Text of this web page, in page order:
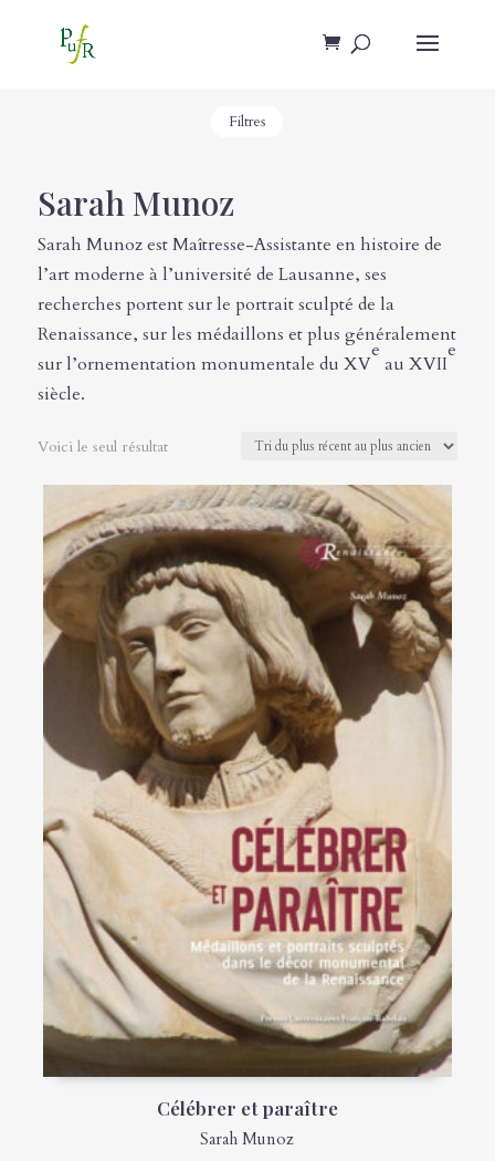
Filtres
Sarah Munoz
Sarah Munoz est Maîtresse-Assistante en histoire de
l’art moderne à l’université de Lausanne, ses
recherches portent sur le portrait sculpté de la
Renaissance, sur les médaillons et plus généralement
sur l’ornementation monumentale du XV
e
au XVII
e
siècle.
Voici le seul résultat
Célébrer et paraître
Sarah Munoz